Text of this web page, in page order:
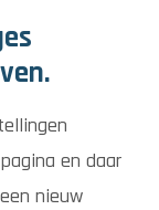
en daar
nieuw